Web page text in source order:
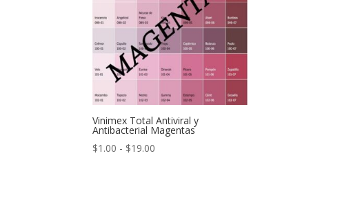
Vinimex Total Antiviral y
Antibacterial Magentas
$1.00 - $19.00